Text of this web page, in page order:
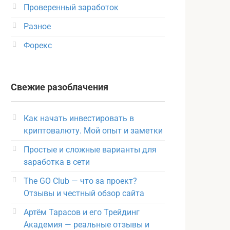
Проверенный заработок
Разное
Форекс
Свежие разоблачения
Как начать инвестировать в
криптовалюту. Мой опыт и заметки
Простые и сложные варианты для
заработка в сети
The GO Club — что за проект?
Отзывы и честный обзор сайта
Артём Тарасов и его Трейдинг
Академия — реальные отзывы и